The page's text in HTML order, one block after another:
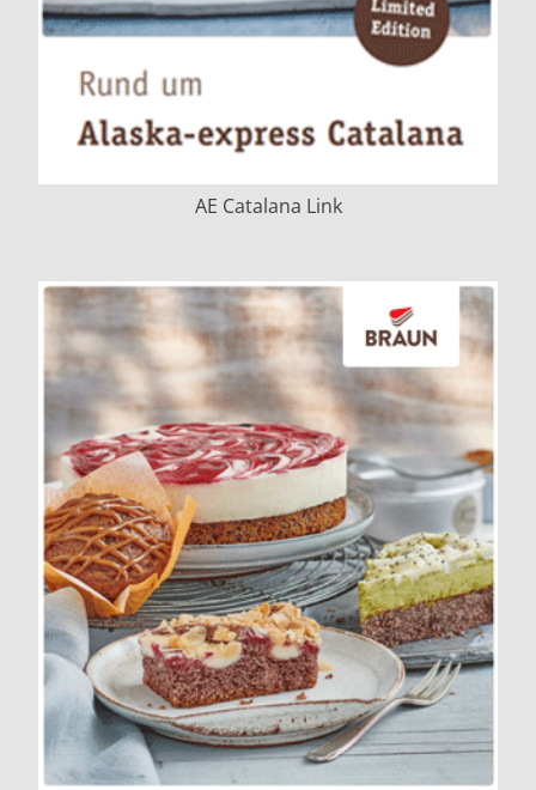
AE Catalana Link